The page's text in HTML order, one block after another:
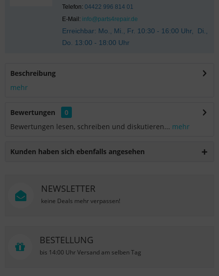
Telefon: 04422 996 814 01
E-Mail: info@parts4repair.de
Erreichbar: Mo., Mi., Fr. 10:30 - 16:00 Uhr, Di.,
Do. 13:00 - 18:00 Uhr
Beschreibung
mehr
Bewertungen
0
Bewertungen lesen, schreiben und diskutieren... mehr
Kunden haben sich ebenfalls angesehen
NEWSLETTER
keine Deals mehr verpassen!
BESTELLUNG
bis 14:00 Uhr Versand am selben Tag